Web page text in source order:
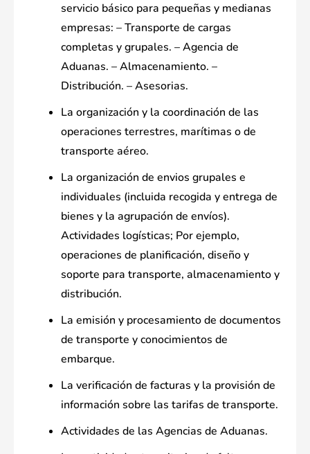
servicio básico para pequeñas y medianas
empresas: – Transporte de cargas
completas y grupales. – Agencia de
Aduanas. – Almacenamiento. –
Distribución. – Asesorias.
La organización y la coordinación de las
operaciones terrestres, marítimas o de
transporte aéreo.
La organización de envios grupales e
individuales (incluida recogida y entrega de
bienes y la agrupación de envíos).
Actividades logísticas; Por ejemplo,
operaciones de planificación, diseño y
soporte para transporte, almacenamiento y
distribución.
La emisión y procesamiento de documentos
de transporte y conocimientos de
embarque.
La verificación de facturas y la provisión de
información sobre las tarifas de transporte.
Actividades de las Agencias de Aduanas.